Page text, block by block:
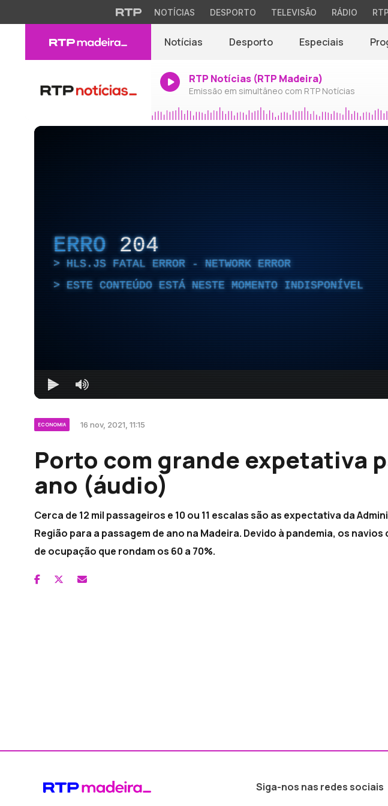
NOTÍCIAS DESPORTO TELEVISÃO RÁDIO
Notícias Desporto Especiais
RTP Notícias (RTP Madeira)
Emissão em simultâneo com RTP Notícias
ERRO 204
HLS.JS FATAL ERROR - NETWORK ERROR
ESTE CONTEÚDO ESTÁ NESTE MOMENTO INDISPONÍVEL
ECONOMIA 16 nov, 2021, 11:15
Porto com grande expetativa
ano (áudio)
Cerca de 12 mil passageiros e 10 ou 11 escalas são as expectativa da
Região para a passagem de ano na Madeira. Devido à pandemia, os
de ocupação que rondam os 60 a 70%.
Siga-nos nas redes sociais